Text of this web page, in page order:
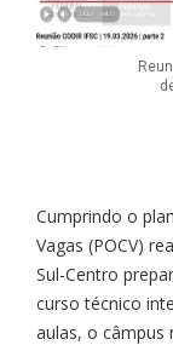
Cumprindo o
Vagas (POCV)
Sul-Centro
curso técnico
aulas, o câmpus